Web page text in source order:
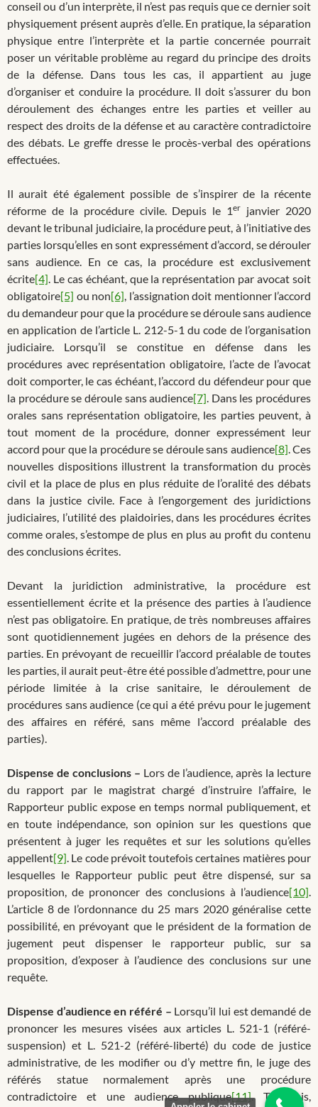
conseil ou d’un interprète, il n’est pas requis que ce dernier soit
physiquement présent auprès d’elle. En pratique, la séparation
physique entre l’interprète et la partie concernée pourrait
poser un véritable problème au regard du principe des droits
de la défense. Dans tous les cas, il appartient au juge
d’organiser et conduire la procédure. Il doit s’assurer du bon
déroulement des échanges entre les parties et veiller au
respect des droits de la défense et au caractère contradictoire
des débats. Le greffe dresse le procès-verbal des opérations
effectuées.
Il aurait été également possible de s’inspirer de la récente
réforme de la procédure civile. Depuis le 1er janvier 2020
devant le tribunal judiciaire, la procédure peut, à l’initiative des
parties lorsqu’elles en sont expressément d’accord, se dérouler
sans audience. En ce cas, la procédure est exclusivement
écrite[4]. Le cas échéant, que la représentation par avocat soit
obligatoire[5] ou non[6], l’assignation doit mentionner l’accord
du demandeur pour que la procédure se déroule sans audience
en application de l’article L. 212-5-1 du code de l’organisation
judiciaire. Lorsqu’il se constitue en défense dans les
procédures avec représentation obligatoire, l’acte de l’avocat
doit comporter, le cas échéant, l’accord du défendeur pour que
la procédure se déroule sans audience[7]. Dans les procédures
orales sans représentation obligatoire, les parties peuvent, à
tout moment de la procédure, donner expressément leur
accord pour que la procédure se déroule sans audience[8]. Ces
nouvelles dispositions illustrent la transformation du procès
civil et la place de plus en plus réduite de l’oralité des débats
dans la justice civile. Face à l’engorgement des juridictions
judiciaires, l’utilité des plaidoiries, dans les procédures écrites
comme orales, s’estompe de plus en plus au profit du contenu
des conclusions écrites.
Devant la juridiction administrative, la procédure est
essentiellement écrite et la présence des parties à l’audience
n’est pas obligatoire. En pratique, de très nombreuses affaires
sont quotidiennement jugées en dehors de la présence des
parties. En prévoyant de recueillir l’accord préalable de toutes
les parties, il aurait peut-être été possible d’admettre, pour une
période limitée à la crise sanitaire, le déroulement de
procédures sans audience (ce qui a été prévu pour le jugement
des affaires en référé, sans même l’accord préalable des
parties).
Dispense de conclusions – Lors de l’audience, après la lecture
du rapport par le magistrat chargé d’instruire l’affaire, le
Rapporteur public expose en temps normal publiquement, et
en toute indépendance, son opinion sur les questions que
présentent à juger les requêtes et sur les solutions qu’elles
appellent[9]. Le code prévoit toutefois certaines matières pour
lesquelles le Rapporteur public peut être dispensé, sur sa
proposition, de prononcer des conclusions à l’audience[10].
L’article 8 de l’ordonnance du 25 mars 2020 généralise cette
possibilité, en prévoyant que le président de la formation de
jugement peut dispenser le rapporteur public, sur sa
proposition, d’exposer à l’audience des conclusions sur une
requête.
Dispense d’audience en référé – Lorsqu’il lui est demandé de
prononcer les mesures visées aux articles L. 521-1 (référé-
suspension) et L. 521-2 (référé-liberté) du code de justice
administrative, de les modifier ou d’y mettre fin, le juge des
référés statue normalement après une procédure
contradictoire et une audience publique[11]. Toutefois,